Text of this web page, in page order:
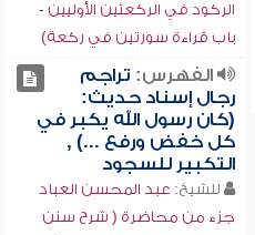
الركود في الركعتين الأوليين -
باب قراءة سورتين في ركعة)
الفهرس: تراجم
رجال إسناد حديث:
(كان رسول الله يكبر في
كل خفض ورفع ...) ,
التكبير للسجود
للشيخ: عبد المحسن العباد
جزء من محاضرة ( شرح سنن